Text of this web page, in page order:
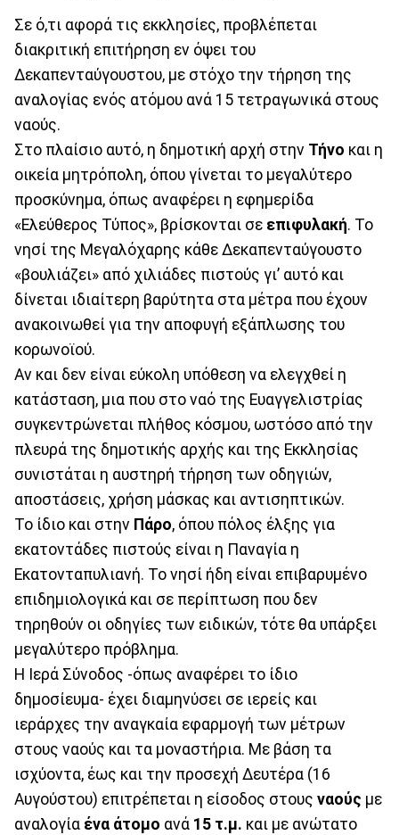
Σε ό,τι αφορά τις εκκλησίες, προβλέπεται
διακριτική επιτήρηση εν όψει του
Δεκαπενταύγουστου, με στόχο την τήρηση της
αναλογίας ενός ατόμου ανά 15 τετραγωνικά στους
ναούς.
Στο πλαίσιο αυτό, η δημοτική αρχή στην Τήνο και η
οικεία μητρόπολη, όπου γίνεται το μεγαλύτερο
προσκύνημα, όπως αναφέρει η εφημερίδα
«Ελεύθερος Τύπος», βρίσκονται σε επιφυλακή. Το
νησί της Μεγαλόχαρης κάθε Δεκαπενταύγουστο
«βουλιάζει» από χιλιάδες πιστούς γι’ αυτό και
δίνεται ιδιαίτερη βαρύτητα στα μέτρα που έχουν
ανακοινωθεί για την αποφυγή εξάπλωσης του
κορωνοϊού.
Αν και δεν είναι εύκολη υπόθεση να ελεγχθεί η
κατάσταση, μια που στο ναό της Ευαγγελιστρίας
συγκεντρώνεται πλήθος κόσμου, ωστόσο από την
πλευρά της δημοτικής αρχής και της Εκκλησίας
συνιστάται η αυστηρή τήρηση των οδηγιών,
αποστάσεις, χρήση μάσκας και αντισηπτικών.
Το ίδιο και στην Πάρο, όπου πόλος έλξης για
εκατοντάδες πιστούς είναι η Παναγία η
Εκατονταπυλιανή. Το νησί ήδη είναι επιβαρυμένο
επιδημιολογικά και σε περίπτωση που δεν
τηρηθούν οι οδηγίες των ειδικών, τότε θα υπάρξει
μεγαλύτερο πρόβλημα.
Η Ιερά Σύνοδος -όπως αναφέρει το ίδιο
δημοσίευμα- έχει διαμηνύσει σε ιερείς και
ιεράρχες την αναγκαία εφαρμογή των μέτρων
στους ναούς και τα μοναστήρια. Με βάση τα
ισχύοντα, έως και την προσεχή Δευτέρα (16
Αυγούστου) επιτρέπεται η είσοδος στους ναούς με
αναλογία ένα άτομο ανά 15 τ.μ. και με ανώτατο